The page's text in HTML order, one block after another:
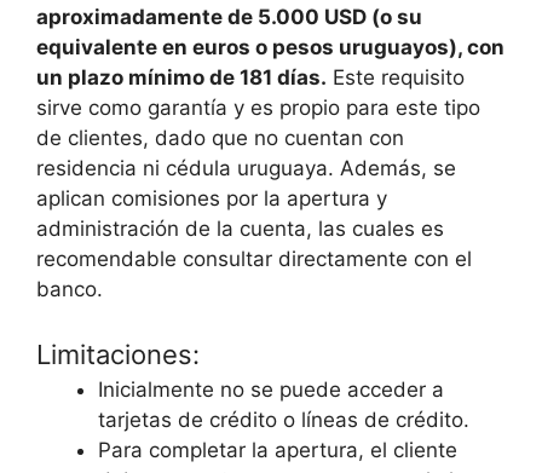
aproximadamente de 5.000 USD (o su
equivalente en euros o pesos uruguayos), con
un plazo mínimo de 181 días. Este requisito
sirve como garantía y es propio para este tipo
de clientes, dado que no cuentan con
residencia ni cédula uruguaya. Además, se
aplican comisiones por la apertura y
administración de la cuenta, las cuales es
recomendable consultar directamente con el
banco.
Limitaciones:
Inicialmente no se puede acceder a
tarjetas de crédito o líneas de crédito.
Para completar la apertura, el cliente